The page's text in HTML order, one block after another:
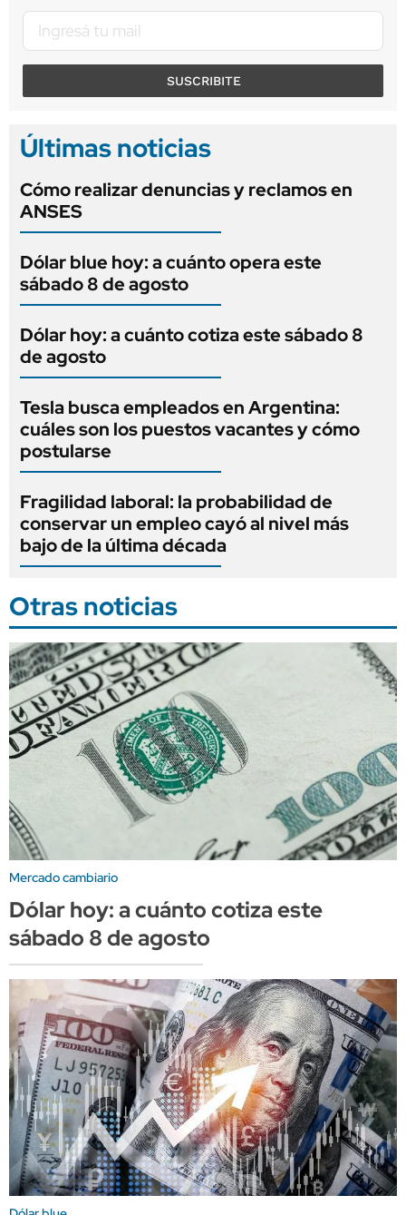
SUSCRIBITE
Últimas noticias
Cómo realizar denuncias y reclamos en
ANSES
Dólar blue hoy: a cuánto opera este
sábado 8 de agosto
Dólar hoy: a cuánto cotiza este sábado 8
de agosto
Tesla busca empleados en Argentina:
cuáles son los puestos vacantes y cómo
postularse
Fragilidad laboral: la probabilidad de
conservar un empleo cayó al nivel más
bajo de la última década
Otras noticias
Mercado cambiario
Dólar hoy: a cuánto cotiza este
sábado 8 de agosto